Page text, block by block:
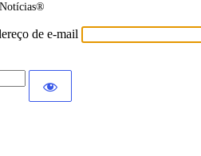
de e-mail